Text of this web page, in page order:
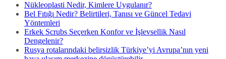
Nükleoplasti Nedir, Kimlere Uygulanır?
Bel Fıtığı Nedir? Belirtileri, Tanısı ve Güncel Tedavi
Yöntemleri
Erkek Scrubs Seçerken Konfor ve İşlevsellik Nasıl
Dengelenir?
Rusya rotalarındaki belirsizlik Türkiye’yi Avrupa’nın yeni